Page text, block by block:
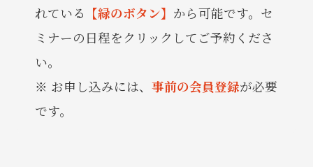
れている 【緑のボタン】 から可能です。セ
ミナーの日程をクリックしてご予約くださ
い。
お申し込みには、 事前の会員登録が必要
です。